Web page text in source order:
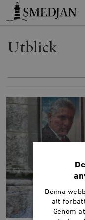
Timbro
Utblick
Denna
att
Genom